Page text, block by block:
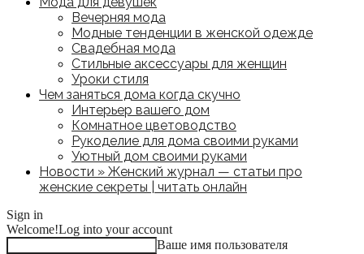
Вечерняя мода
Модные тенденции в женской одежде
Свадебная мода
Стильные аксессуары для женщин
Уроки стиля
Чем заняться дома когда скучно
Интерьер вашего дом
Комнатное цветоводство
Рукоделие для дома своими руками
Уютный дом своими руками
Новости » Женский журнал — статьи про
женские секреты | читать онлайн
Sign in
Welcome!Log into your account
Ваше имя пользователя